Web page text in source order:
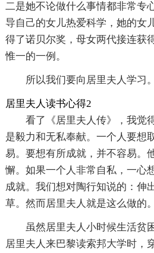
二是她不论做什么事情都非常专
导自己的女儿热爱科学，她的女
得了诺贝尔奖，母女两代接连获
惟一的一例。
所以我们要向居里夫人学习。
居里夫人读书心得2
看了《居里夫人传》，我觉
是毅力和无私奉献。一个人要想
易。要想有所成就，并不容易。
懈。如果一个人非常自私，一心
成就。我们想对陶行知说的：伸
草。然而居里夫人就是这么做的。
虽然居里夫人小时候生活贫
居里夫人来巴黎读索邦大学时，